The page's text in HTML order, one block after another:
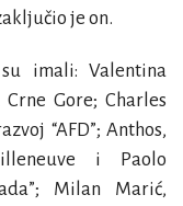
je on.
su imali: Valentina
Gore; Charles
“AFD”; Anthos,
i Paolo
Milan Marić,